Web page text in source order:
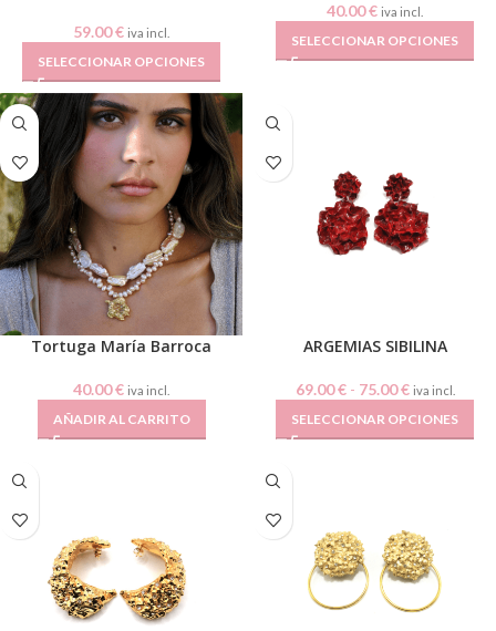
59.00€ iva incl.
SELECCIONAR OPCIONES
40.00€ iva incl.
SELECCIONAR OPCIONES
Tortuga María Barroca
40.00€ iva incl.
AÑADIR AL CARRITO
ARGEMIAS SIBILINA
69.00€ - 75.00€ iva incl.
SELECCIONAR OPCIONES